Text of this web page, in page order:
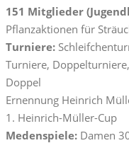
151 Mitglieder
Pflanzaktionen für
Turniere:
Turniere,
Doppel
Ernennung Heinrich
1. Heinrich-Müller-Cup
Medenspiele: Damen